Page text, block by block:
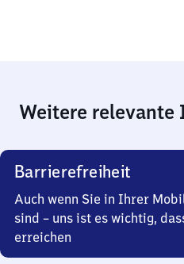
Weitere relevante
Barrierefreiheit
Auch wenn Sie in Ihrer
sind – uns ist es wichtig,
erreichen